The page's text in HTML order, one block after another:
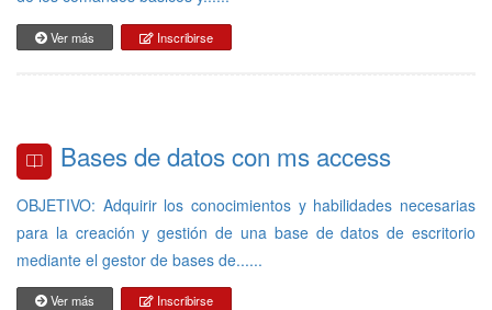
Ver más Inscribirse
Bases de datos con ms access
OBJETIVO: Adquirir los conocimientos y habilidades necesarias
para la creación y gestión de una base de datos de escritorio
mediante el gestor de bases de......
Ver más Inscribirse